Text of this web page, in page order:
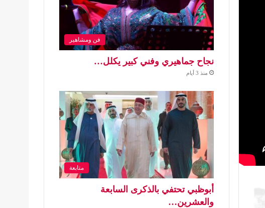
فن ومشاهير
نجاح جماهيري وفني كبير يكلل…
منذ 3 أيام
متابعة
أبوظبي تحتفي بالذكرى السابعة
والعشرين…